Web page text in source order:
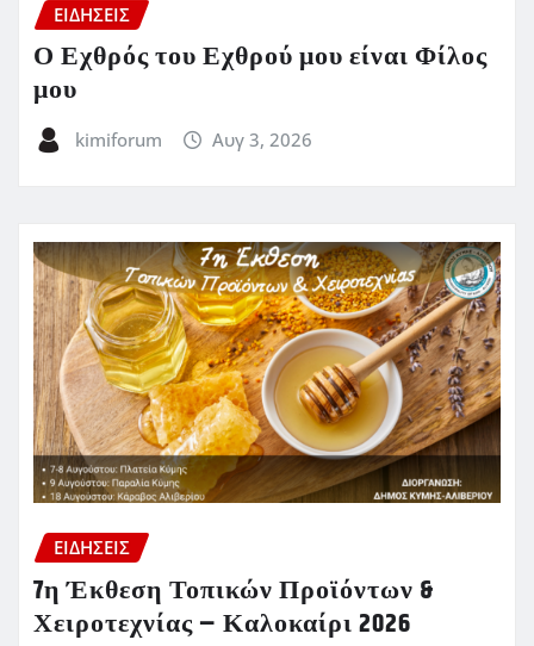
ΕΙΔΗΣΕΙΣ
Ο Εχθρός του Εχθρού μου είναι Φίλος
μου
kimiforum Αυγ 3, 2026
ΕΙΔΗΣΕΙΣ
7η Έκθεση Τοπικών Προϊόντων &
Χειροτεχνίας – Καλοκαίρι 2026